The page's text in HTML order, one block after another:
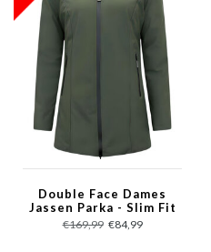
Double Face Dames
Jassen Parka - Slim Fit
- 2161B - Groen
€169,99 €84,99